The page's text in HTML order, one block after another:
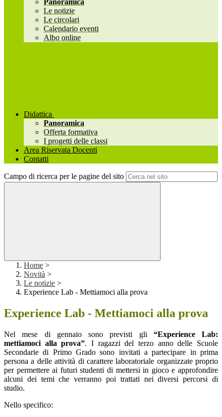
Panoramica
Le notizie
Le circolari
Calendario eventi
Albo online
Didattica
Panoramica
Offerta formativa
I progetti delle classi
Area Riservata Docenti
Contatti
Campo di ricerca per le pagine del sito
Home >
Novità >
Le notizie >
Experience Lab - Mettiamoci alla prova
Experience Lab - Mettiamoci alla prova
Nel mese di gennaio sono previsti gli “Experience Lab:
mettiamoci alla prova”. I ragazzi del terzo anno delle Scuole
Secondarie di Primo Grado sono invitati a partecipare in prima
persona a delle attività di carattere laboratoriale organizzate proprio
per permettere ai futuri studenti di mettersi in gioco e approfondire
alcuni dei temi che verranno poi trattati nei diversi percorsi di
studio.
Nello specifico: